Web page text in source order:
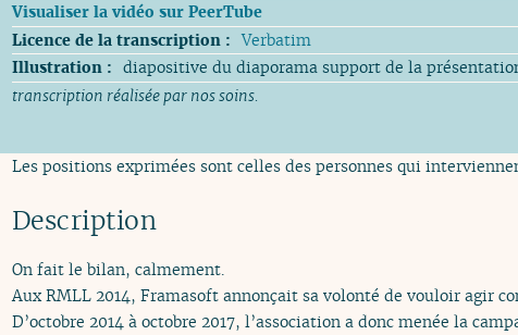
Visualiser la vidéo sur PeerTube
Licence de la transcription : Verbatim
Illustration : diapositive du diaporama support de la
transcription réalisée par nos soins.
Les positions exprimées sont celles des personnes qui
Description
On fait le bilan, calmement.
Aux RMLL 2014, Framasoft annonçait sa volonté de vouloir agir
D’octobre 2014 à octobre 2017, l’association a donc menée la